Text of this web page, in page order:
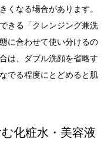
くなる場合があります。
きる「クレンジング兼洗
に合わせて使い分けるの
は、ダブル洗顔を省略す
でる程度にとどめると肌
化粧水・美容液